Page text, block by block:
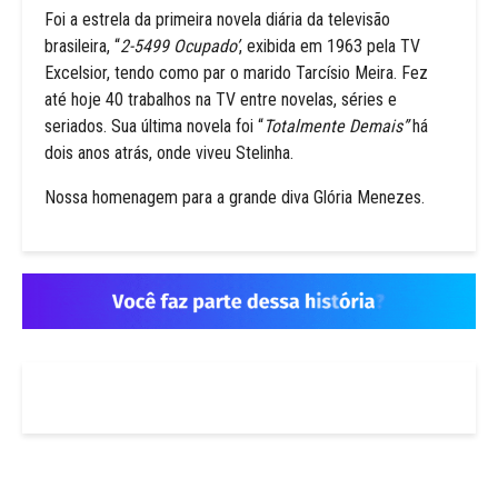
Foi a estrela da primeira novela diária da televisão
brasileira, “2-5499 Ocupado’, exibida em 1963 pela TV
Excelsior, tendo como par o marido Tarcísio Meira. Fez
até hoje 40 trabalhos na TV entre novelas, séries e
seriados. Sua última novela foi “Totalmente Demais”há
dois anos atrás, onde viveu Stelinha.
Nossa homenagem para a grande diva Glória Menezes.